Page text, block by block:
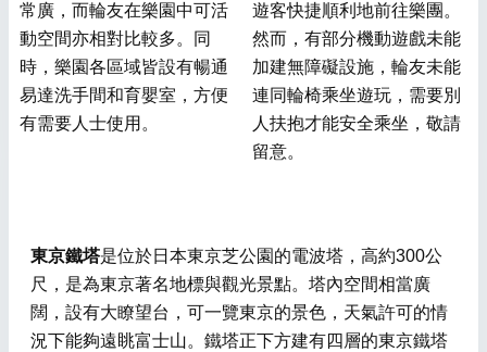
常廣，而輪友在樂園中可活
動空間亦相對比較多。同
時，樂園各區域皆設有暢通
易達洗手間和育嬰室，方便
有需要人士使用。
遊客快捷順利地前往樂團。
然而，有部分機動遊戲未能
加建無障礙設施，輪友未能
連同輪椅乘坐遊玩，需要別
人扶抱才能安全乘坐，敬請
留意。
東京鐵塔是位於日本東京芝公園的電波塔，高約300公
尺，是為東京著名地標與觀光景點。塔內空間相當廣
闊，設有大瞭望台，可一覽東京的景色，天氣許可的情
況下能夠遠眺富士山。鐵塔正下方建有四層的東京鐵塔